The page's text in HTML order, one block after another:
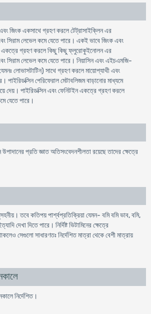
জিংক একসাথে গ্রহণ করলে টেট্রাসাইক্লিন এর
সিরাম লেভেল কমে যেতে পারে। একই ভাবে জিংক এবং
গ্রহণ করলে কিছু কিছু ফ্লুরোকুইনোলন এর
সিরাম লেভেল কমে যেতে পারে। নিয়াসিন এবং এইচএমজি-
লোভাসটাটিন) সাথে গ্রহণ করলে মায়োপ্যাথী এবং
পাইরিডক্সিন পেরিফেরাল মেটাবলিজম বাড়ানোর মাধ্যমে
দেয়। পাইরিডক্সিন এবং ফেনিটইন একত্রে গ্রহণ করলে
যেতে পারে।
প্রতি জ্ঞাত অতিসংবেদনশীলতা রয়েছে তাদের ক্ষেত্রে
তবে কতিপয় পার্শ্বপ্রতিক্রিয়া যেমন- বমি বমি ভাব, বমি,
দেখা দিতে পারে। নির্দিষ্ট ভিটামিনের ক্ষেত্রে
সেগুলো সাধারণতঃ নির্দেশিত মাত্রা থেকে বেশী মাত্রায়
নিৰ্দেশিত।